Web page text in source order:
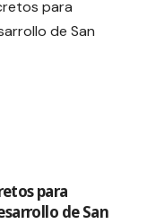
para
de San